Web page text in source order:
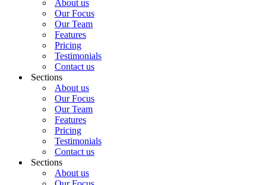
About us
Our Focus
Our Team
Features
Pricing
Testimonials
Contact us
Sections
About us
Our Focus
Our Team
Features
Pricing
Testimonials
Contact us
Sections
About us